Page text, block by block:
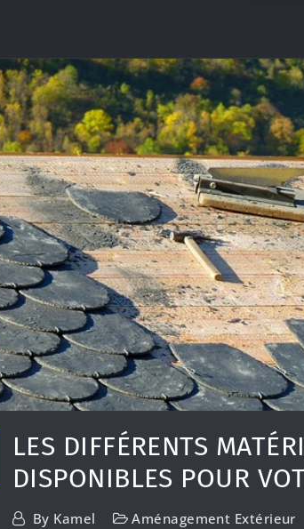
LES DIFFÉRENTS
DISPONIBLES POUR
By Kamel Aménagement Extérieur